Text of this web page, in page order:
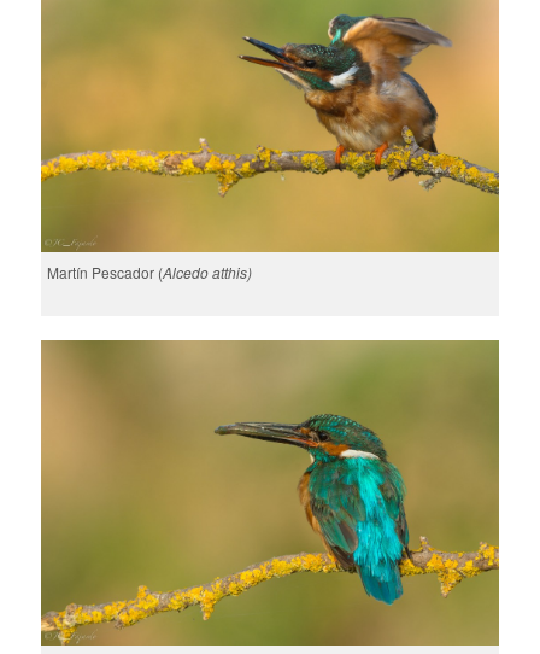
Martín Pescador (Alcedo atthis)